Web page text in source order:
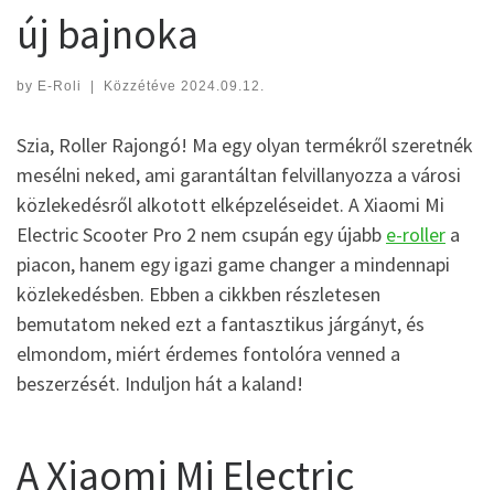
új bajnoka
by E-Roli Közzétéve 2024.09.12.
Szia, Roller Rajongó! Ma egy olyan termékről szeretnék
mesélni neked, ami garantáltan felvillanyozza a városi
közlekedésről alkotott elképzeléseidet. A Xiaomi Mi
Electric Scooter Pro 2 nem csupán egy újabb e-roller a
piacon, hanem egy igazi game changer a mindennapi
közlekedésben. Ebben a cikkben részletesen
bemutatom neked ezt a fantasztikus járgányt, és
elmondom, miért érdemes fontolóra venned a
beszerzését. Induljon hát a kaland!
A Xiaomi Mi Electric